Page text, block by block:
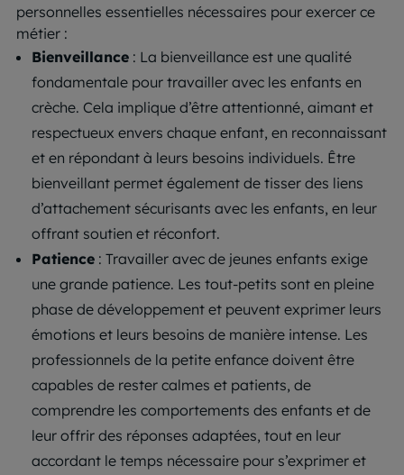
personnelles essentielles nécessaires pour exercer ce
métier :
Bienveillance : La bienveillance est une qualité
fondamentale pour travailler avec les enfants en
crèche. Cela implique d’être attentionné, aimant et
respectueux envers chaque enfant, en reconnaissant
et en répondant à leurs besoins individuels. Être
bienveillant permet également de tisser des liens
d’attachement sécurisants avec les enfants, en leur
offrant soutien et réconfort.
Patience : Travailler avec de jeunes enfants exige
une grande patience. Les tout-petits sont en pleine
phase de développement et peuvent exprimer leurs
émotions et leurs besoins de manière intense. Les
professionnels de la petite enfance doivent être
capables de rester calmes et patients, de
comprendre les comportements des enfants et de
leur offrir des réponses adaptées, tout en leur
accordant le temps nécessaire pour s’exprimer et